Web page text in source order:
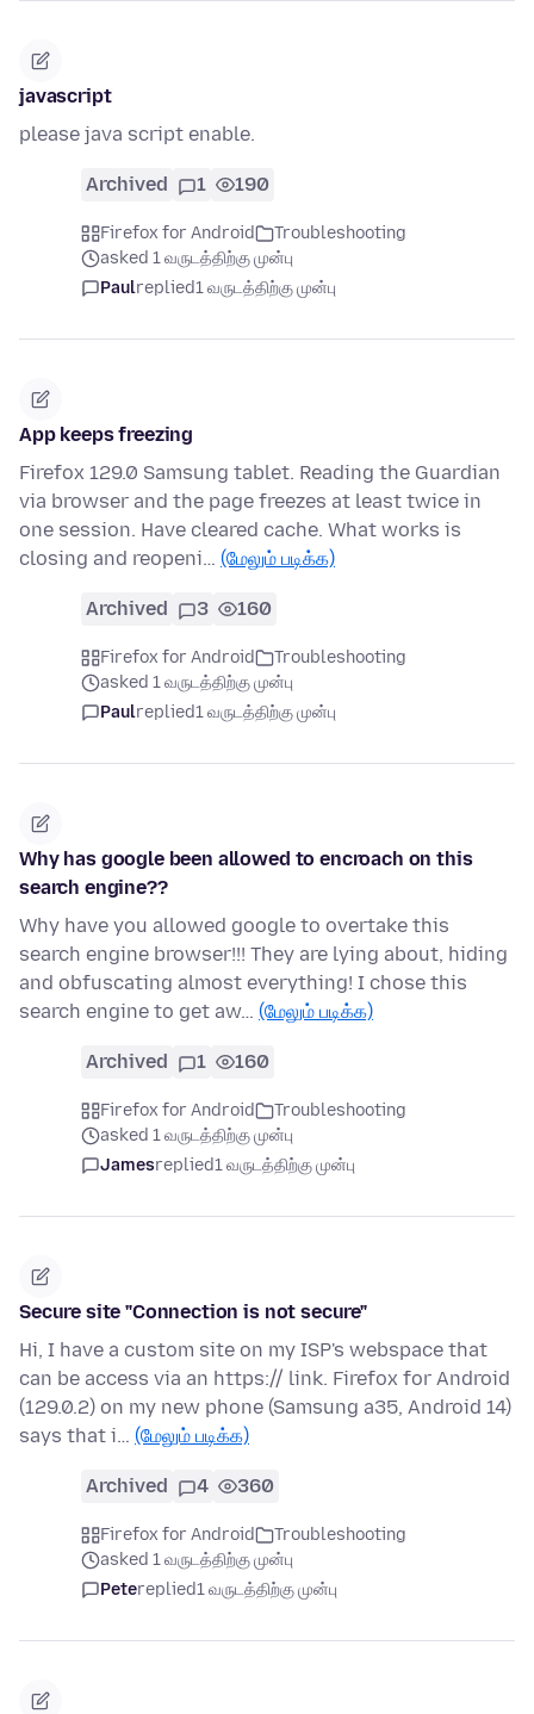
javascript
please java script enable.
Archived 1 190
Firefox for Android
Troubleshooting
asked 1 வருடத்திற்கு முன்பு
Paulreplied1 வருடத்திற்கு முன்பு
App keeps freezing
Firefox 129.0 Samsung tablet. Reading the Guardian
via browser and the page freezes at least twice in
one session. Have cleared cache. What works is
closing and reopeni… (மேலும் படிக்க)
Archived 3 160
Firefox for Android
Troubleshooting
asked 1 வருடத்திற்கு முன்பு
Paulreplied1 வருடத்திற்கு முன்பு
Why has google been allowed to encroach on this
search engine??
Why have you allowed google to overtake this
search engine browser!!! They are lying about, hiding
and obfuscating almost everything! I chose this
search engine to get aw… (மேலும் படிக்க)
Archived 1 160
Firefox for Android
Troubleshooting
asked 1 வருடத்திற்கு முன்பு
Jamesreplied1 வருடத்திற்கு முன்பு
Secure site "Connection is not secure"
Hi, I have a custom site on my ISP's webspace that
can be access via an https:// link. Firefox for Android
(129.0.2) on my new phone (Samsung a35, Android 14)
says that i… (மேலும் படிக்க)
Archived 4 360
Firefox for Android
Troubleshooting
asked 1 வருடத்திற்கு முன்பு
Petereplied1 வருடத்திற்கு முன்பு